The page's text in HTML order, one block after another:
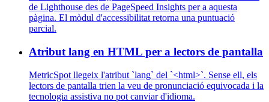
de Lighthouse des de PageSpeed Insights per a aquesta
pàgina. El mòdul d'accessibilitat retorna una puntuació
parcial.
Atribut lang en HTML per a lectors de pantalla
MetricSpot llegeix l'atribut `lang` del `<html>`. Sense ell, els
lectors de pantalla trien la veu de pronunciació equivocada i la
tecnologia assistiva no pot canviar d'idioma.